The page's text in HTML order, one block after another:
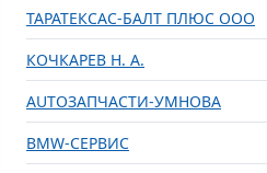
ТАРАТЕКСАС-БАЛТ ПЛЮС ООО
КОЧКАРЕВ Н. А.
AUTOЗАПЧАСТИ-УМНОВА
BMW-СЕРВИС